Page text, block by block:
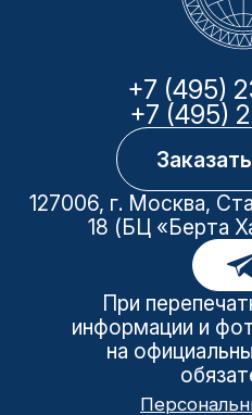
+7 (495)
+7 (495)
127006, г. Москва,
18 (БЦ «Берта
При
информации и
на